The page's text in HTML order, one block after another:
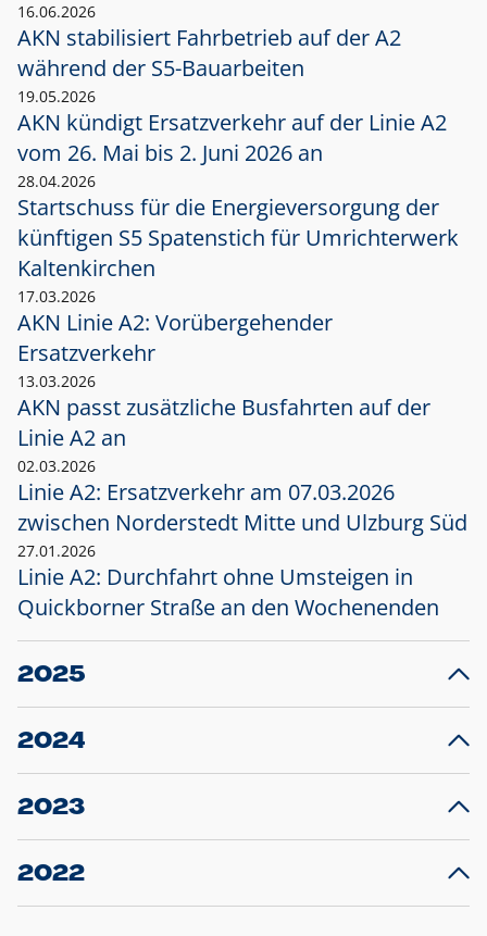
16.06.2026
AKN stabilisiert Fahrbetrieb auf der A2
während der S5-Bauarbeiten
19.05.2026
AKN kündigt Ersatzverkehr auf der Linie A2
vom 26. Mai bis 2. Juni 2026 an
28.04.2026
Startschuss für die Energieversorgung der
künftigen S5 Spatenstich für Umrichterwerk
Kaltenkirchen
17.03.2026
AKN Linie A2: Vorübergehender
Ersatzverkehr
13.03.2026
AKN passt zusätzliche Busfahrten auf der
Linie A2 an
02.03.2026
Linie A2: Ersatzverkehr am 07.03.2026
zwischen Norderstedt Mitte und Ulzburg Süd
27.01.2026
Linie A2: Durchfahrt ohne Umsteigen in
Quickborner Straße an den Wochenenden
2025
23.12.2025
Projekt S5: Start der Bauarbeiten am
2024
10.12.2024
Großprojekt S5: Sperrung der Bahnstraße in
2023
20.12.2023
Schleswig-Holstein verlängert den
2022
22.12.2022